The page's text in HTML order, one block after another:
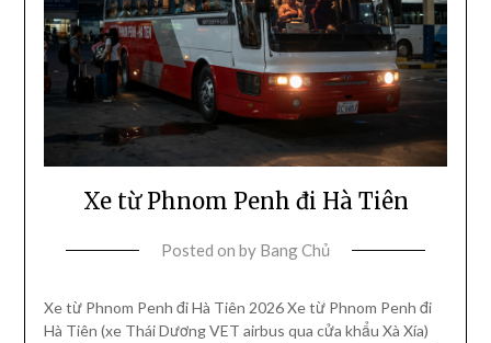
Xe từ Phnom Penh đi Hà Tiên
Posted on by Bang Chủ
Xe từ Phnom Penh đi Hà Tiên 2026 Xe từ Phnom Penh đi
Hà Tiên (xe Thái Dương VET airbus qua cửa khẩu Xà Xía)